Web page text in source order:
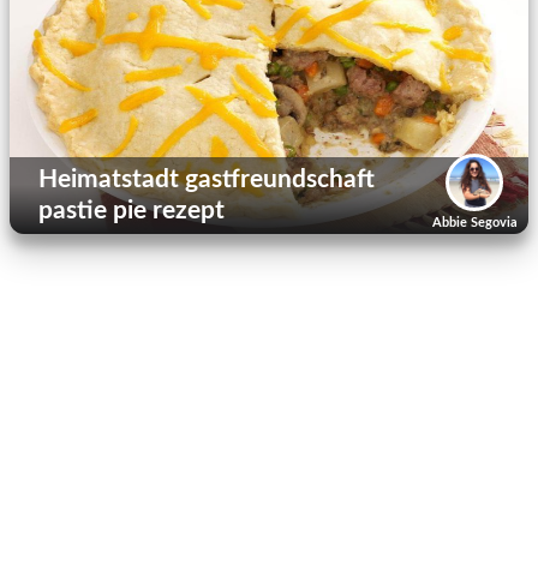
Abbie Segovia
Heimatstadt gastfreundschaft
pastie pie rezept